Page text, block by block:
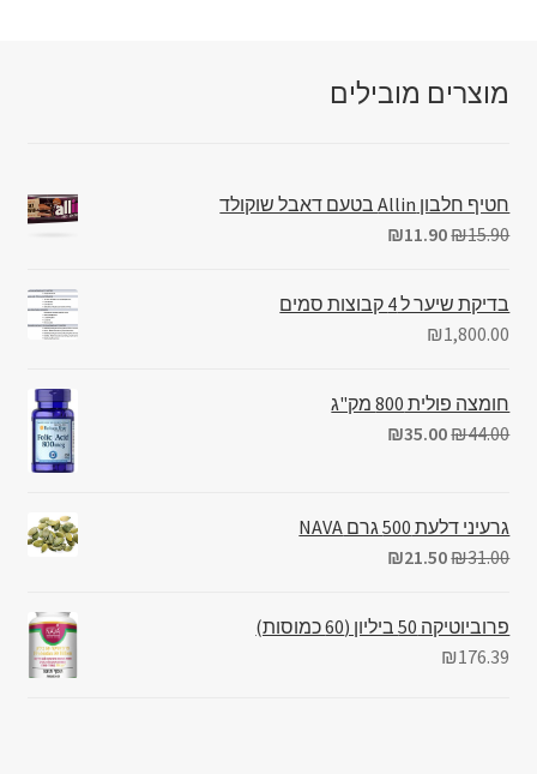
מוצרים מובילים
חטיף חלבון Allin בטעם דאבל שוקולד
₪15.90
₪11.90
בדיקת שיער ל 4 קבוצות סמים
₪1,800.00
חומצה פולית 800 מק"ג
₪44.00
₪35.00
גרעיני דלעת 500 גרם NAVA
₪31.00
₪21.50
פרוביוטיקה 50 ביליון (60 כמוסות)
₪176.39